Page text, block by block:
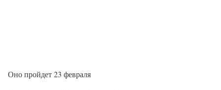
Оно пройдет 23 февраля